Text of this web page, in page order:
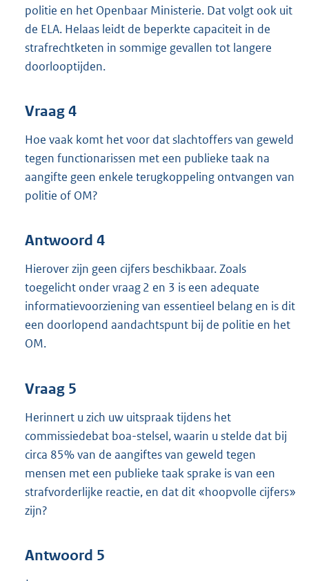
politie en het Openbaar Ministerie. Dat volgt ook uit
de ELA. Helaas leidt de beperkte capaciteit in de
strafrechtketen in sommige gevallen tot langere
doorlooptijden.
Vraag 4
Hoe vaak komt het voor dat slachtoffers van geweld
tegen functionarissen met een publieke taak na
aangifte geen enkele terugkoppeling ontvangen van
politie of OM?
Antwoord 4
Hierover zijn geen cijfers beschikbaar. Zoals
toegelicht onder vraag 2 en 3 is een adequate
informatievoorziening van essentieel belang en is dit
een doorlopend aandachtspunt bij de politie en het
OM.
Vraag 5
Herinnert u zich uw uitspraak tijdens het
commissiedebat boa-stelsel, waarin u stelde dat bij
circa 85% van de aangiftes van geweld tegen
mensen met een publieke taak sprake is van een
strafvorderlijke reactie, en dat dit «hoopvolle cijfers»
zijn?
Antwoord 5